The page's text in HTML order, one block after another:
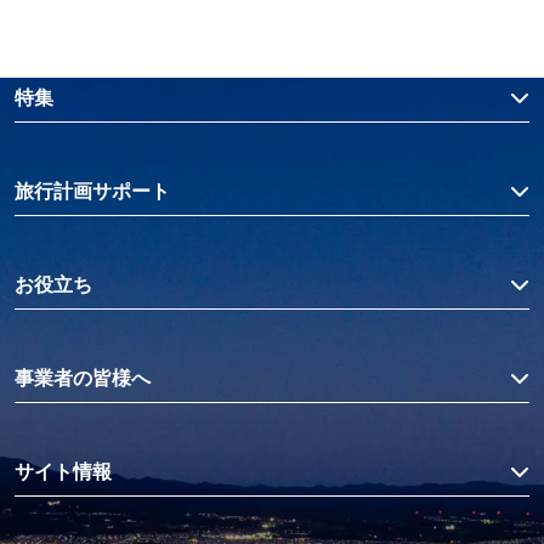
特集
旅行計画サポート
お役立ち
事業者の皆様へ
サイト情報